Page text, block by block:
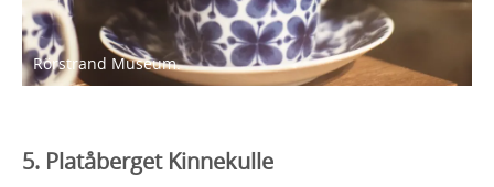
Rörstrand Museum.
5. Platåberget Kinnekulle